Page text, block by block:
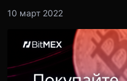
10 март 2022